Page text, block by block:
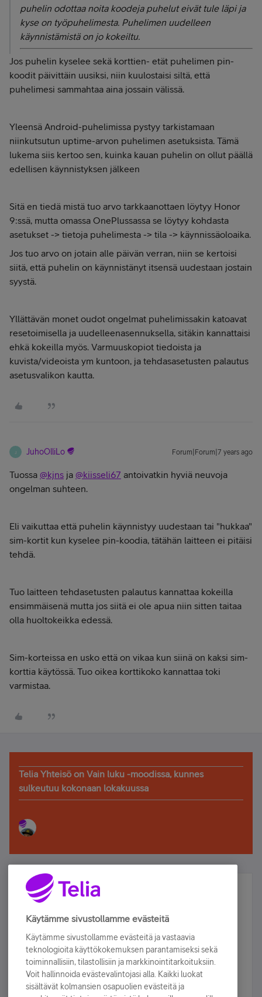
puhelin odottaa noita koodeja puhelut eivät tule läpi ja
kyse on työpuhelimesta. Puhelimen uudelleen
käynnistämistä on jo kokeiltu.
Jos puhelin kyselee sekä korttien- etät puhelimen pin-
koodit päivittäin uusiksi, niin kuulostaisi siltä, että
puhelimesi sammahtaa aina jossain välissä.
Yleensä Android-puhelimissa pystyy tarkistamaan
niinkutsutun uptime-arvon puhelimen asetuksista. Tämä
lukema siis kertoo sen, kuinka kauan puhelin on ollut päällä
edellisen käynnistyksen jälkeen
Sitä en tiedä mistä tuo arvo tarkkaanottaen löytyy Honor
9:ssä, mutta omassa OnePlussassa se löytyy kohdasta
asetukset -> tietoja puhelimesta -> tila -> käynnissäoloaika.
Jos tuo arvo on jotain alle päivän verran, niin se kertoisi
siitä, että puhelin on käynnistänyt itsensä uudestaan jostain
syystä.
Yllättävän monet oudot ongelmat puhelimissakin katoavat
resetoimisella ja uudelleenasennuksella, sitäkin kannattaisi
ehkä kokeilla myös. Varmuuskopiot tiedoista ja
kuvista/videoista ym kuntoon, ja tehdasasetusten palautus
asetusvalikon kautta.
J JuhoOlliLo Forum|Forum|7 years ago
Tuossa @kjns ja @kiisseli67 antoivatkin hyviä neuvoja
ongelman suhteen.
Eli vaikuttaa että puhelin käynnistyy uudestaan tai "hukkaa"
sim-kortit kun kyselee pin-koodia, tätähän laitteen ei pitäisi
tehdä.
Tuo laitteen tehdasetusten palautus kannattaa kokeilla
ensimmäisenä mutta jos siitä ei ole apua niin sitten taitaa
olla huoltokeikka edessä.
Sim-korteissa en usko että on vikaa kun siinä on kaksi sim-
korttia käytössä. Tuo oikea korttikoko kannattaa toki
varmistaa.
Telia Yhteisö on Vain luku -moodissa, kunnes
sulkeutuu kokonaan lokakuussa
Älä jää paitsi – osallistu ja voita!
Tilaa Telian uutiskirje ja olet mukana arvonnassa.
sähköpostiisi.
Tilaa nyt
Käytämme sivustollamme evästeitä
Käytämme sivustollamme evästeitä ja vastaavia
teknologioita käyttökokemuksen parantamiseksi sekä
toiminnallisiin, tilastollisiin ja markkinointitarkoituksiin.
Voit hallinnoida evästevalintojasi alla. Kaikki luokat
sisältävät kolmansien osapuolien evästeitä ja